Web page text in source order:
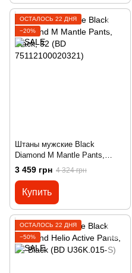
ОСТАЛОСЬ 22 ДНЯ
−20%
Штаны мужские Black
Diamond M Mantle Pants,
Black, 32 (BD
75112100020321)
3 459 грн 4 324 грн
Купить
ОСТАЛОСЬ 22 ДНЯ
−50%